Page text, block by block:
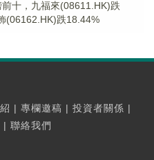
前十，九福來(08611.HK)跌
(06162.HK)跌18.44%
| 專欄邀稿 | 投資者關係 |
| 聯絡我們